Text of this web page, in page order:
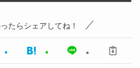
たらシェアしてね！